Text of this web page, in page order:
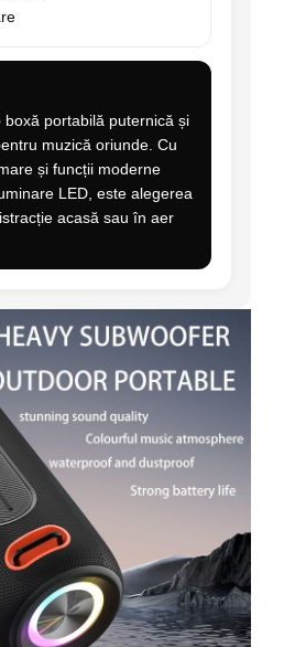
boxă portabilă puternică și
muzică oriunde. Cu
și funcții moderne
LED, este alegerea
acasă sau în aer